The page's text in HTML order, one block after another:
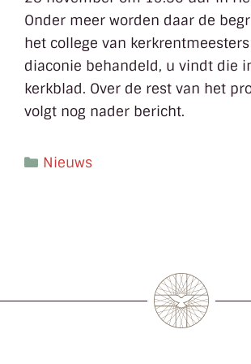
Onder meer worden daar de
het college van
diaconie behandeld, u vindt die
kerkblad. Over de rest van het
volgt nog nader bericht.
Nieuws